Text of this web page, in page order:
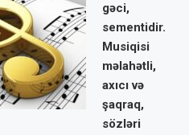
gəci,
sementidir.
Musiqisi
məlahətli,
axıcı və
şaqraq,
sözləri